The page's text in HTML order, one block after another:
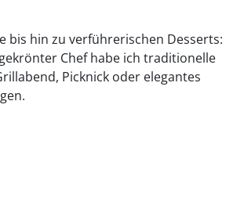
bis hin zu verführerischen Desserts:
Chef habe ich traditionelle
Picknick oder elegantes